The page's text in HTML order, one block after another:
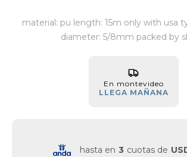
material: pu length: 15m only with usa
diameter: 5/8mm packed by
En montevideo
LLEGA MAÑANA
hasta en 3 cuotas de